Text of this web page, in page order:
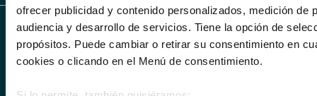
ofrecer publicidad y contenido personalizados, medición de
audiencia y desarrollo de servicios. Tiene la opción de
propósitos. Puede cambiar o retirar su consentimiento en
cookies o clicando en el Menú de consentimiento.